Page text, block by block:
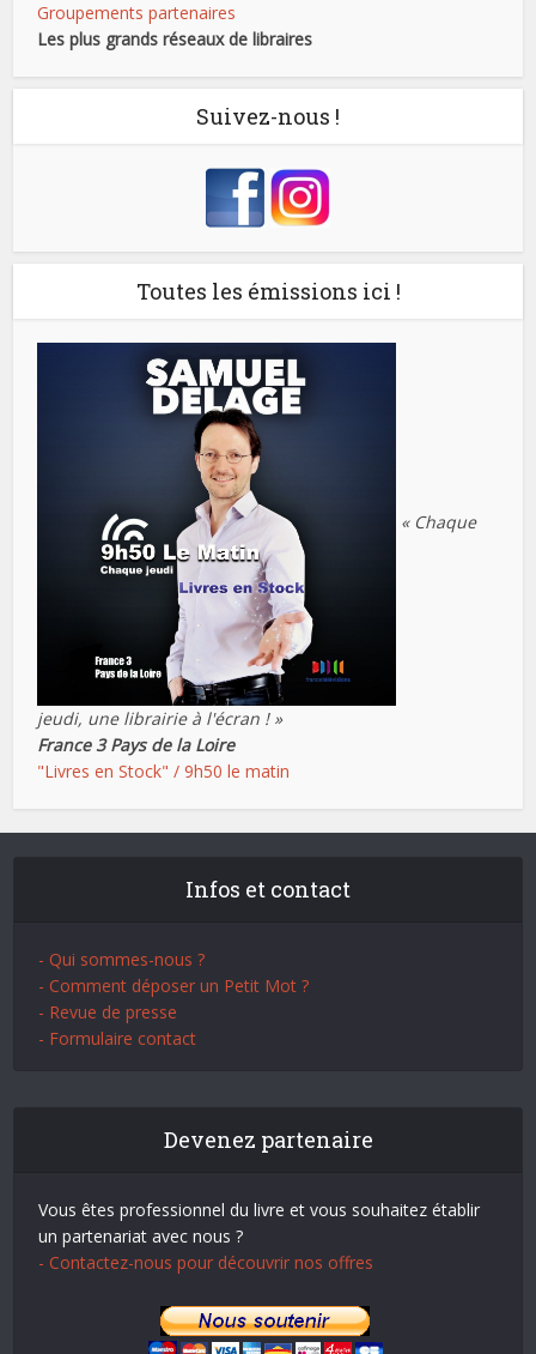
Groupements partenaires
Les plus grands réseaux de libraires
Suivez-nous !
Toutes les émissions ici !
« Chaque
jeudi, une librairie à l'écran ! »
France 3 Pays de la Loire
"Livres en Stock" / 9h50 le matin
Infos et contact
- Qui sommes-nous ?
- Comment déposer un Petit Mot ?
- Revue de presse
- Formulaire contact
Devenez partenaire
Vous êtes professionnel du livre et vous souhaitez établir
un partenariat avec nous ?
- Contactez-nous pour découvrir nos offres